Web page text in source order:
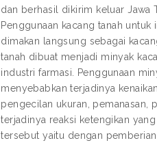
dan berhasil dikirim keluar Jawa
Penggunaan kacang tanah
dimakan langsung sebagai
tanah dibuat menjadi minyak
industri farmasi. Penggunaan
menyebabkan terjadinya
pengecilan ukuran, pemanasan,
terjadinya reaksi ketengikan
tersebut yaitu dengan